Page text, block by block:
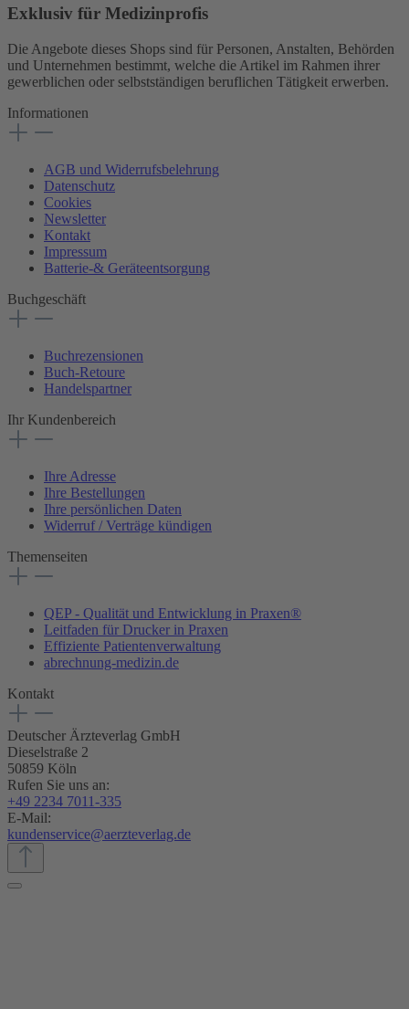
Exklusiv für Medizinprofis
Die Angebote dieses Shops sind für Personen, Anstalten, Behörden
und Unternehmen bestimmt, welche die Artikel im Rahmen ihrer
gewerblichen oder selbstständigen beruflichen Tätigkeit erwerben.
Informationen
AGB und Widerrufsbelehrung
Datenschutz
Cookies
Newsletter
Kontakt
Impressum
Batterie-& Geräteentsorgung
Buchgeschäft
Buchrezensionen
Buch-Retoure
Handelspartner
Ihr Kundenbereich
Ihre Adresse
Ihre Bestellungen
Ihre persönlichen Daten
Widerruf / Verträge kündigen
Themenseiten
QEP - Qualität und Entwicklung in Praxen®
Leitfaden für Drucker in Praxen
Effiziente Patientenverwaltung
abrechnung-medizin.de
Kontakt
Deutscher Ärzteverlag GmbH
Dieselstraße 2
50859 Köln
Rufen Sie uns an:
+49 2234 7011-335
E-Mail:
kundenservice@aerzteverlag.de